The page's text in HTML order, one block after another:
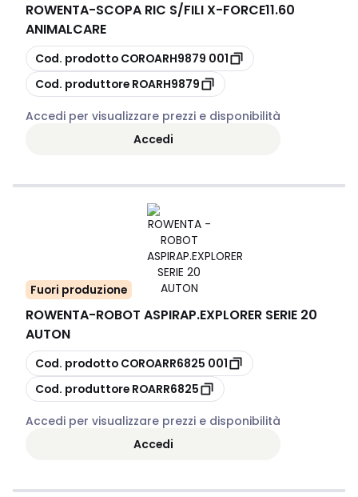
ROWENTA-SCOPA RIC S/FILI X-FORCE11.60
ANIMALCARE
copia
Cod. prodotto
COROARH9879 001
copia
Cod. produttore ROARH9879
Accedi per visualizzare prezzi e disponibilità
Accedi
Fuori produzione
ROWENTA-ROBOT ASPIRAP.EXPLORER SERIE 20
AUTON
copia
Cod. prodotto
COROARR6825 001
copia
Cod. produttore ROARR6825
Accedi per visualizzare prezzi e disponibilità
Accedi